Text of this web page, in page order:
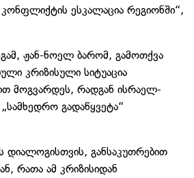
ესკალაცია რეგიონში“,
ჟან-ნოელ ბარომ, გამოთქვა
კრიზისული სიტუაცია
მოგვარდეს, რადგან ისრაელ-
გადაწყვეტა“
დიალოგისთვის, განსაკუთრებით
რათა ამ კრიზისიდან